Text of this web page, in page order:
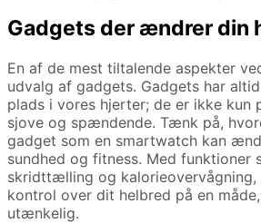
Gadgets der ændrer din
En af de mest tiltalende aspekter
udvalg af gadgets. Gadgets har
plads i vores hjerter; de er ikke kun
sjove og spændende. Tænk på,
gadget som en smartwatch kan
sundhed og fitness. Med funktioner
skridttælling og kalorieovervågning,
kontrol over dit helbred på en
utænkelig.